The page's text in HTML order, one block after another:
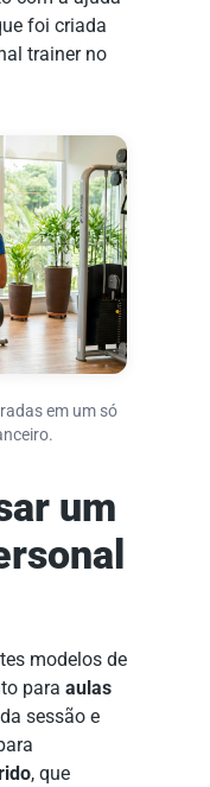
foi criada
trainer no
em um só
um
modelos de
para aulas
sessão e
, que